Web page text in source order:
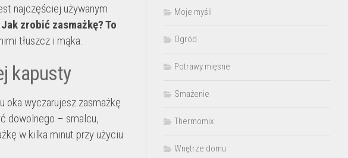
najczęściej używanym
Jak zrobić zasmażkę? To
tłuszcz i mąka.
kapusty
oka wyczarujesz zasmażkę
dowolnego – smalcu,
w kilka minut przy użyciu
Moje myśli
Ogród
Potrawy mięsne
Smażenie
Thermomix
Wnętrze domu